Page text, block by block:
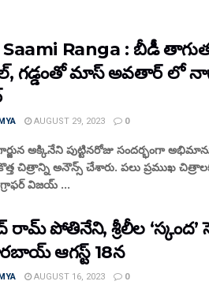
Saami Ranga : బీడీ
గడ్డంతో మాస్ అవతార్‌ లో
AUGUST 29, 2023 0
అక్కినేని పుట్టినరోజు సందర్భంగా
చిత్రాన్ని అనౌన్స్ చేశారు. పలు ప్రముఖ
విజయ్ ...
రామ్ పోతినేని, శ్రీలీల ‘స్కంద’
ఆగస్ట్ 18న
AUGUST 16, 2023 0